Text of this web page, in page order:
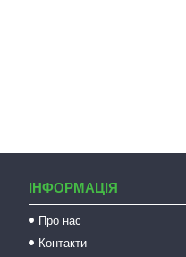
ІНФОРМАЦІЯ
Про нас
Контакти